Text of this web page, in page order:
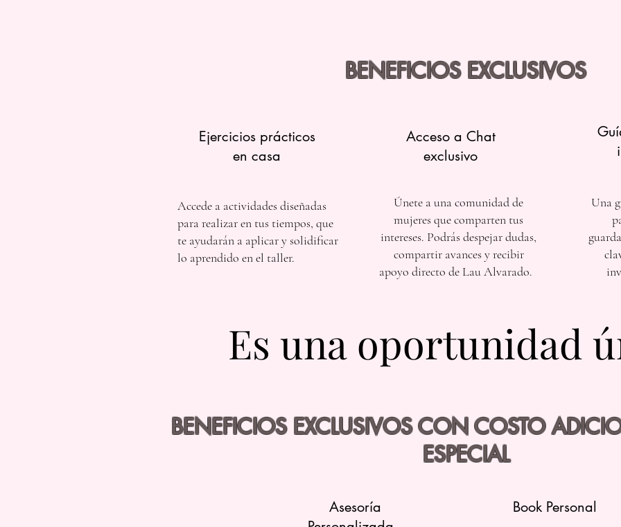
BENEFICIOS EXCLUSIVOS
Ejercicios prácticos
en casa
Accede a actividades diseñadas
para realizar en tus tiempos, que
te ayudarán a aplicar y solidificar
lo aprendido en el taller.
Acceso a Chat
exclusivo
Únete a una comunidad de
mujeres que comparten tus
intereses. Podrás despejar dudas,
compartir avances y recibir
apoyo directo de Lau Alvarado.
Una
Es una oportunidad
Es una oportunidad
BENEFICIOS EXCLUSIVOS CON COSTO
ESPECIAL
Asesoría
Book Personal